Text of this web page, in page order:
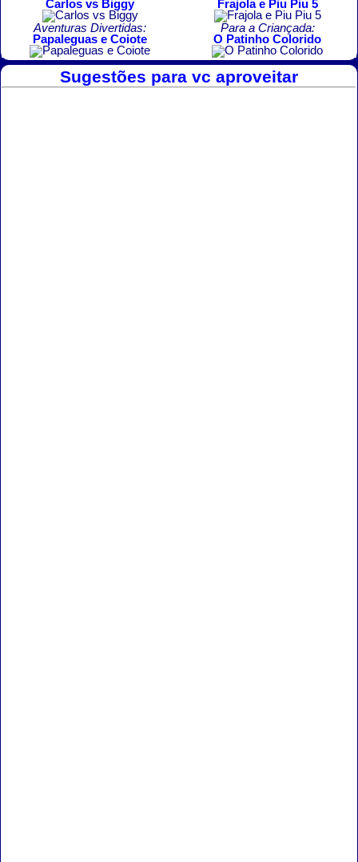
Carlos vs Biggy
Frajola e Piu Piu 5
Aventuras Divertidas:
Papaleguas e Coiote
Para a Criançada:
O Patinho Colorido
Sugestões para vc aproveitar